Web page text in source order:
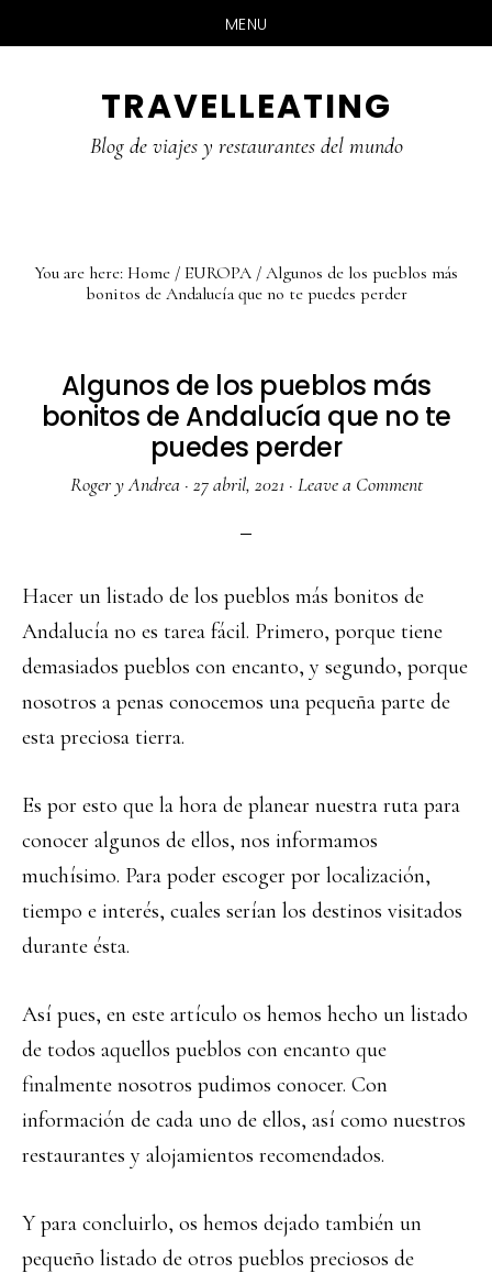
MENU
TRAVELLEATING
Blog de viajes y restaurantes del mundo
You are here: Home / EUROPA / Algunos de los pueblos más
bonitos de Andalucía que no te puedes perder
Algunos de los pueblos más
bonitos de Andalucía que no te
puedes perder
Roger y Andrea· 27 abril, 2021 · Leave a Comment
Hacer un listado de los pueblos más bonitos de
Andalucía no es tarea fácil. Primero, porque tiene
demasiados pueblos con encanto, y segundo, porque
nosotros a penas conocemos una pequeña parte de
esta preciosa tierra.
Es por esto que la hora de planear nuestra ruta para
conocer algunos de ellos, nos informamos
muchísimo. Para poder escoger por localización,
tiempo e interés, cuales serían los destinos visitados
durante ésta.
Así pues, en este artículo os hemos hecho un listado
de todos aquellos pueblos con encanto que
finalmente nosotros pudimos conocer. Con
información de cada uno de ellos, así como nuestros
restaurantes y alojamientos recomendados.
Y para concluirlo, os hemos dejado también un
pequeño listado de otros pueblos preciosos de